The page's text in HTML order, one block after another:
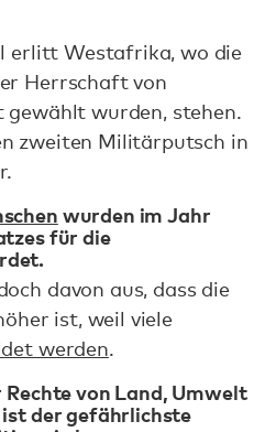
erlitt Westafrika, wo die
Herrschaft von
gewählt wurden, stehen.
zweiten Militärputsch in
wurden im Jahr
für die
davon aus, dass die
ist, weil viele
werden.
von Land, Umwelt
der gefährlichste